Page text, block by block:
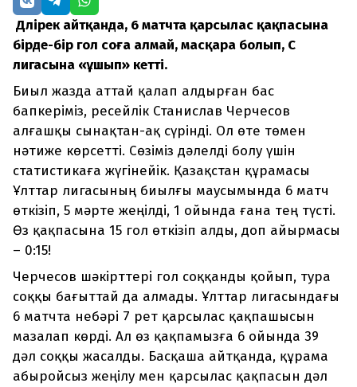
Дәлірек айтқанда, 6 матчта қарсылас қақпасына
бірде-бір гол соға алмай, масқара болып, С
лигасына «ұшып» кетті.
Биыл жазда аттай қалап алдырған бас
бапкеріміз, ресейлік Станислав Черчесов
алғашқы сынақтан-ақ сүрінді. Ол өте төмен
нәтиже көрсетті. Сөзіміз дәлелді болу үшін
статистикаға жүгінейік. Қазақстан құрамасы
Ұлттар лигасының биылғы маусымында 6 матч
өткізіп, 5 мәрте жеңілді, 1 ойында ғана тең түсті.
Өз қақпасына 15 гол өткізіп алды, доп айырмасы
– 0:15!
Черчесов шәкірттері гол соққанды қойып, тура
соққы бағыттай да алмады. Ұлттар лигасындағы
6 матчта небәрі 7 рет қарсылас қақпашысын
мазалап көрді. Ал өз қақпамызға 6 ойында 39
дәл соққы жасалды. Басқаша айтқанда, құрама
абыройсыз жеңілу мен қарсылас қақпасын дәл